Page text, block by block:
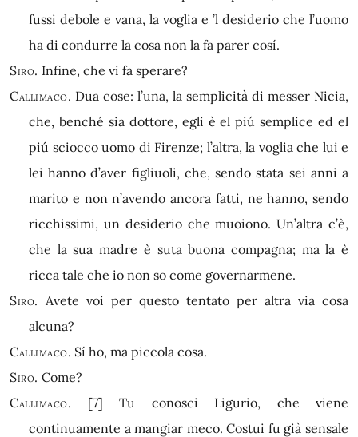
fussi debole e vana, la voglia e ’l desiderio che l’uomo
ha di condurre la cosa non la fa parer cosí.
Siro. Infine, che vi fa sperare?
Callimaco. Dua cose: l’una, la semplicità di messer Nicia,
che, benché sia dottore, egli è el piú semplice ed el
piú sciocco uomo di Firenze; l’altra, la voglia che lui e
lei hanno d’aver figliuoli, che, sendo stata sei anni a
marito e non n’avendo ancora fatti, ne hanno, sendo
ricchissimi, un desiderio che muoiono. Un’altra c’è,
che la sua madre è suta buona compagna; ma la è
ricca tale che io non so come governarmene.
Siro. Avete voi per questo tentato per altra via cosa
alcuna?
Callimaco. Sí ho, ma piccola cosa.
Siro. Come?
Callimaco.
[7] Tu conosci Ligurio, che viene
continuamente a mangiar meco. Costui fu già sensale